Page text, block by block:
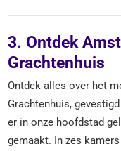
3. Ontdek
Grachtenhuis
Ontdek alles over het
Grachtenhuis,
er in onze hoofdstad
gemaakt. In zes